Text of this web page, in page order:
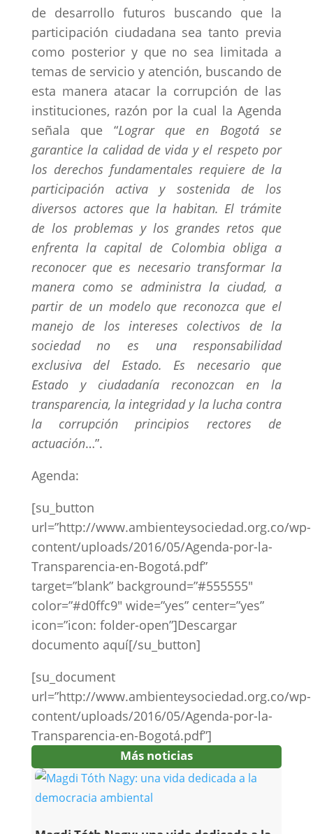
de desarrollo futuros buscando que la
participación ciudadana sea tanto previa
como posterior y que no sea limitada a
temas de servicio y atención, buscando de
esta manera atacar la corrupción de las
instituciones, razón por la cual la Agenda
señala que “Lograr que en Bogotá se
garantice la calidad de vida y el respeto por
los derechos fundamentales requiere de la
participación activa y sostenida de los
diversos actores que la habitan. El trámite
de los problemas y los grandes retos que
enfrenta la capital de Colombia obliga a
reconocer que es necesario transformar la
manera como se administra la ciudad, a
partir de un modelo que reconozca que el
manejo de los intereses colectivos de la
sociedad no es una responsabilidad
exclusiva del Estado. Es necesario que
Estado y ciudadanía reconozcan en la
transparencia, la integridad y la lucha contra
la corrupción principios rectores de
actuación…”.
Agenda:
[su_button
url=”http://www.ambienteysociedad.org.co/wp-
content/uploads/2016/05/Agenda-por-la-
Transparencia-en-Bogotá.pdf”
target=”blank” background=”#555555″
color=”#d0ffc9″ wide=”yes” center=”yes”
icon=”icon: folder-open”]Descargar
documento aquí[/su_button]
[su_document
url=”http://www.ambienteysociedad.org.co/wp-
content/uploads/2016/05/Agenda-por-la-
Transparencia-en-Bogotá.pdf”]
Más noticias